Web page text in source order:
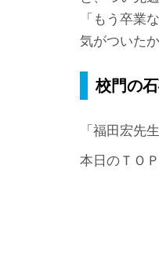
「もう卒業
気がついた
校門の
「福田宏先
本日のＴＯ